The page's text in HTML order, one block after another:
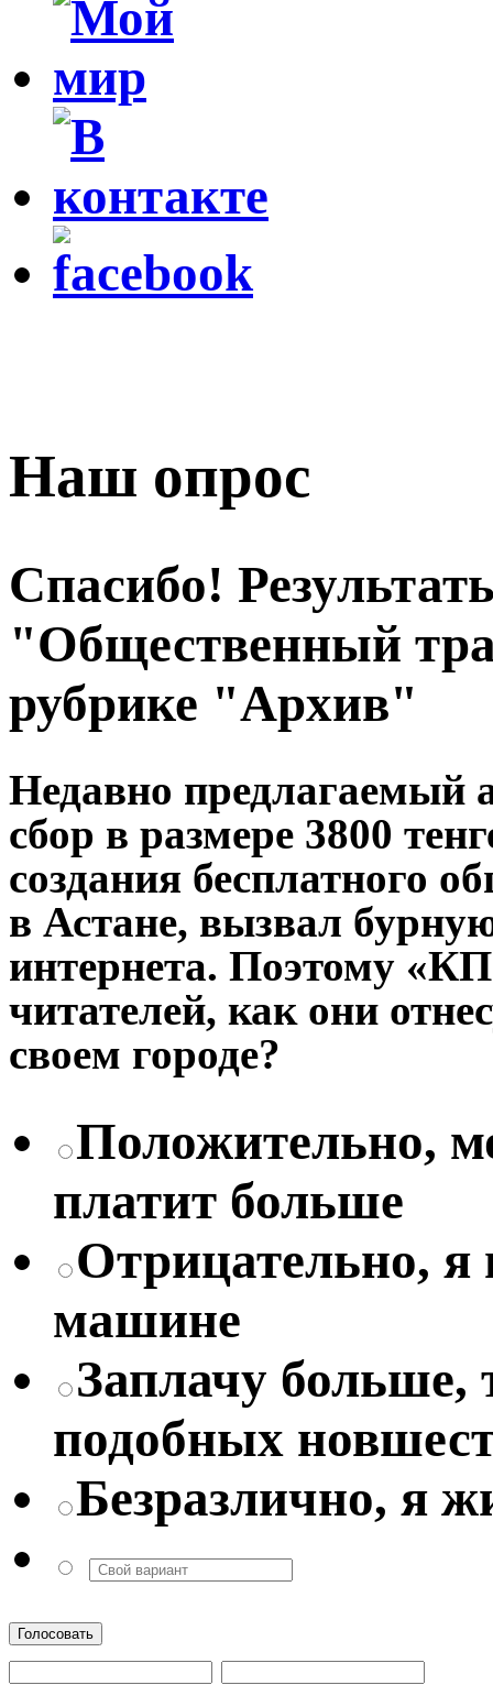
Наш опрос
Спасибо!
"Общественный
рубрике "Архив"
Недавно
сбор в размере 3800
создания бесплатного
в Астане, вызвал
интернета. Поэтому
читателей, как они
своем городе?
Положительно,
платит больше
Отрицательно,
машине
Заплачу больше,
подобных
Безразлично, я
Голосовать